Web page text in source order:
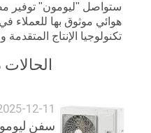
ستواصل "ليومون" توفير
هوائي موثوق بها للعملاء
تكنولوجيا الإنتاج
12-11